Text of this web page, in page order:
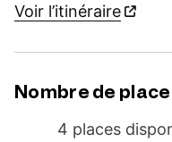
Voir l’itinéraire
Nombre de
4 places